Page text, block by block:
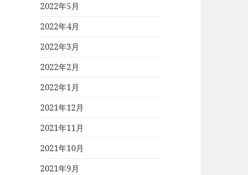
2022年5月
2022年4月
2022年3月
2022年2月
2022年1月
2021年12月
2021年11月
2021年10月
2021年9月